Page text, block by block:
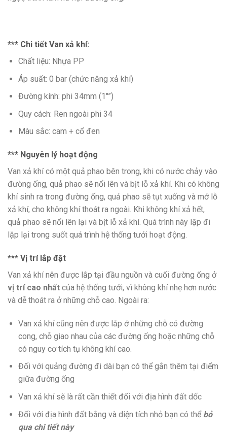
*** Chi tiết Van xả khí:
Chất liệu: Nhựa PP
Áp suất: 0 bar (chức năng xả khí)
Đường kính: phi 34mm (1″”)
Quy cách: Ren ngoài phi 34
Màu sắc: cam + cổ đen
*** Nguyên lý hoạt động
Van xả khí có một quả phao bên trong, khi có nước chảy vào
đường ống, quả phao sẽ nổi lên và bịt lỗ xả khí. Khi có không
khí sinh ra trong đường ống, quả phao sẽ tụt xuống và mở lỗ
xả khí, cho không khí thoát ra ngoài. Khi không khí xả hết,
quả phao sẽ nổi lên lại và bịt lỗ xả khí. Quá trình này lặp đi
lặp lại trong suốt quá trình hệ thống tưới hoạt động.
*** Vị trí lắp đặt
Van xả khí nên được lắp tại đầu nguồn và cuối đường ống ở
vị trí cao nhất của hệ thống tưới, vì không khí nhẹ hơn nước
và dễ thoát ra ở những chỗ cao. Ngoài ra:
Van xả khí cũng nên được lắp ở những chỗ có đường
cong, chỗ giao nhau của các đường ống hoặc những chỗ
có nguy cơ tích tụ không khí cao.
Đối với quảng đường đi dài bạn có thể gắn thêm tại điểm
giữa đường ống
Van xả khí sẽ là rất cần thiết đối với địa hình đất dốc
Đối với địa hình đất bằng và diện tích nhỏ bạn có thể bỏ
qua chi tiết này